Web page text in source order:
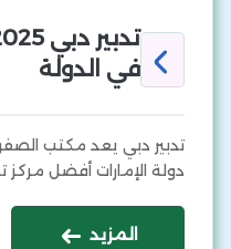
في الدولة
تدبير دبي يعد مكتب
دولة الإمارات أفضل مركز
المزيد